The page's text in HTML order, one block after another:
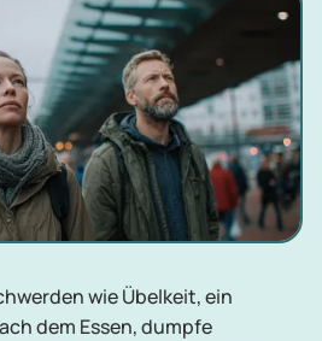
wie Übelkeit, ein
dem Essen, dumpfe